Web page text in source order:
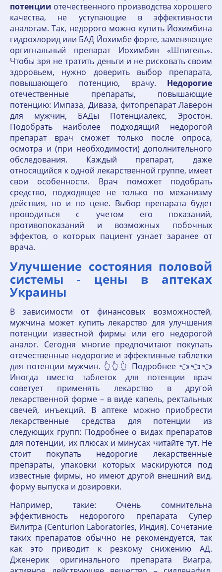
потенции отечественного производства хорошего
качества, не уступающие в эффективности
аналогам. Так, недорого можно купить Йохимбина
гидрохлорид или БАД Йохимбе форте, заменяющие
оргигнальный препарат Иохимбин «Шпигель».
Чтобы зря не тратить деньги и не рисковать своим
здоровьем, нужно доверить выбор препарата,
повышающего потенцию, врачу. Недорогие
отечественные препараты, повышающие
потенцию: Импаза, Диваза, фитопрепарат Лаверон
для мужчин, БАДы Потенциалекс, Эростон.
Подобрать наиболее подходящий недорогой
препарат врач сможет только после опроса,
осмотра и (при необходимости) дополнительного
обследования. Каждый препарат, даже
относящийся к одной лекарственной группе, имеет
свои особенности. Врач поможет подобрать
средство, подходящее не только по механизму
действия, но и по цене. Выбор препарата будет
проводиться с учетом его показаний,
противопоказаний и возможных побочных
эффектов, о которых пациент узнает заранее от
врача.
Улучшение состояния половой
системы - цены в аптеках
Украины
В зависимости от финансовых возможностей,
мужчина может купить лекарство для улучшения
потенции известной фирмы или его недорогой
аналог. Сегодня многие предпочитают покупать
отечественные недорогие и эффективные таблетки
для потенции мужчин. 👆👆👆 Подробнее 👈👈👈
Иногда вместо таблеток для потенции врач
советует применять лекарство в другой
лекарственной форме – в виде капель, ректальных
свечей, инъекций. В аптеке можно приобрести
лекарственные средства для потенции из
следующих групп: Подробнее о видах препаратов
для потенции, их плюсах и минусах читайте тут. Не
стоит покупать недорогие лекарственные
препараты, упаковки которых маскируются под
известные фирмы, но имеют другой внешний вид,
форму выпуска и дозировки.
Например, такие: Очень сомнительна
эффективность недорогого препарата Супер
Вилитра (Centurion Laboratories, Индия). Сочетание
таких препаратов обычно не рекомендуется, так
как это приводит к резкому снижению АД.
Дженерик оригинального препарата Виагра,